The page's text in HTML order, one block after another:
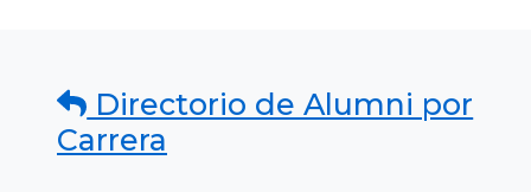
Directorio de Alumni por
Carrera